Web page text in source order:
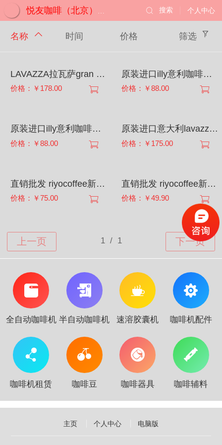
悦友咖啡（北京）有限公司 个人中心
搜索
名称 时间 价格 筛选
LAVAZZA拉瓦萨gran grand espresso特浓咖啡豆1kg浓香型
价格：￥178.00
原装进口illy意利咖啡豆 中度咖啡烘焙豆 意式浓缩无糖咖啡豆
价格：￥88.00
原装进口illy意利咖啡豆 深度咖啡烘焙豆 意式浓缩无糖咖啡豆
价格：￥88.00
原装进口意大利lavazza拉瓦萨咖啡豆 中度烘焙 意式浓缩咖啡豆
价格：￥175.00
直销批发 riyocoffee新鲜烘焙咖啡豆 进口中南美洲 意大利口味
价格：￥75.00
直销批发 riyocoffee新鲜烘焙咖啡豆 进口中南美洲 意大利口味
价格：￥49.90
全自动咖啡机 半自动咖啡机 速溶胶囊机 咖啡机配件
咖啡机租赁 咖啡豆 咖啡器具 咖啡辅料
主页 个人中心 电脑版